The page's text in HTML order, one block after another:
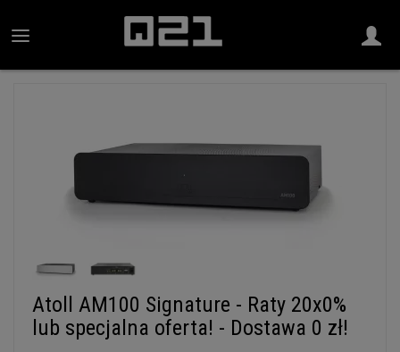
Atoll AM100 Signature - Raty 20x0%
lub specjalna oferta! - Dostawa 0 zł!